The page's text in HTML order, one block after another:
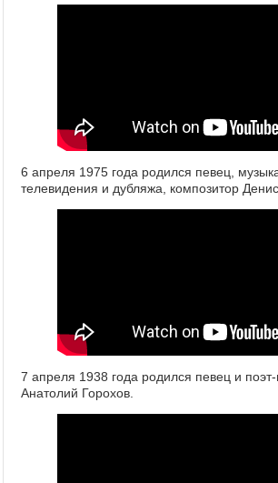
6 апреля 1975 года родился певец,
телевидения и дубляжа, композитор
7 апреля 1938 года родился певец и
Анатолий Горохов.